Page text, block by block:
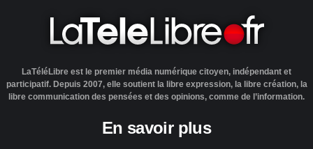
LaTéléLibre est le premier média numérique citoyen, indépendant et
participatif. Depuis 2007, elle soutient la libre expression, la libre création, la
libre communication des pensées et des opinions, comme de l’information.
En savoir plus